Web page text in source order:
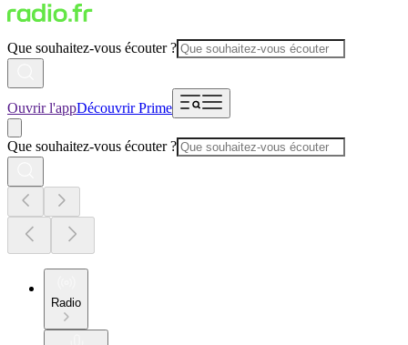
Que souhaitez-vous écouter ?
Ouvrir l'appDécouvrir Prime
Que souhaitez-vous écouter ?
Radio